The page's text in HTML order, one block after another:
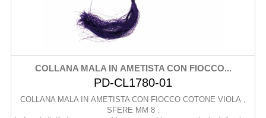
COLLANA MALA IN AMETISTA CON FIOCCO...
PD-CL1780-01
COLLANA MALA IN AMETISTA CON FIOCCO COTONE VIOLA ,
SFERE MM 8 .